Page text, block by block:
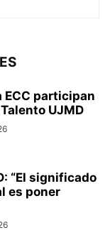
ECC participan
UJMD
“El significado
es poner